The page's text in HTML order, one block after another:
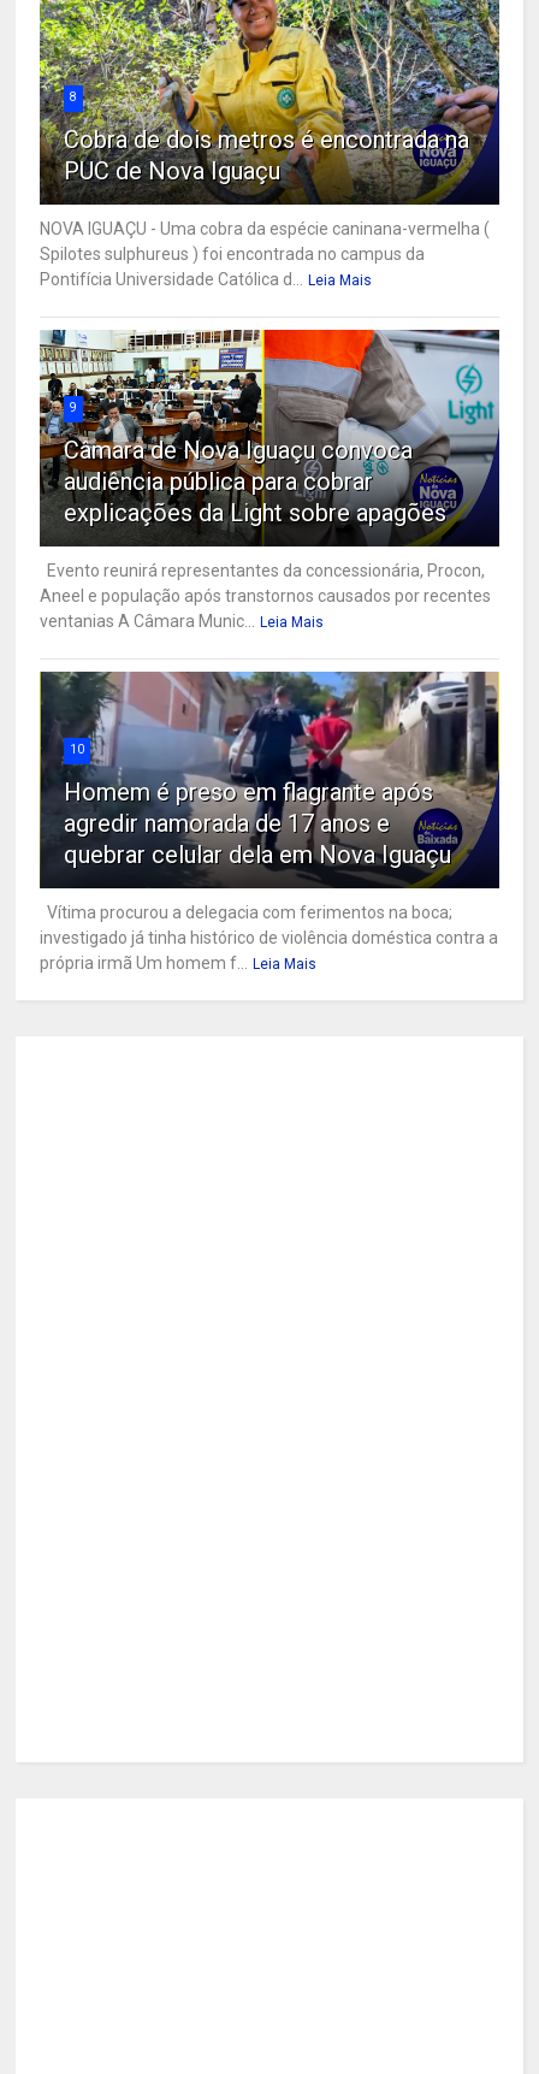
8
Cobra de dois metros é encontrada na
PUC de Nova Iguaçu
NOVA IGUAÇU - Uma cobra da espécie caninana-vermelha (
Spilotes sulphureus ) foi encontrada no campus da
Pontifícia Universidade Católica d...
Leia Mais
9
Câmara de Nova Iguaçu convoca
audiência pública para cobrar
explicações da Light sobre apagões
Evento reunirá representantes da concessionária, Procon,
Aneel e população após transtornos causados por recentes
ventanias A Câmara Munic...
Leia Mais
10
Homem é preso em flagrante após
agredir namorada de 17 anos e
quebrar celular dela em Nova Iguaçu
Vítima procurou a delegacia com ferimentos na boca;
investigado já tinha histórico de violência doméstica contra a
própria irmã Um homem f...
Leia Mais